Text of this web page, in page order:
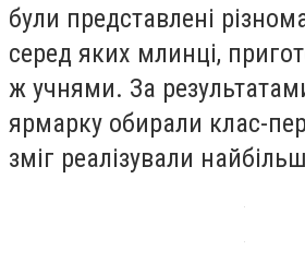
були представлені
серед яких млинці,
ж учнями. За
ярмарку обирали клас-
зміг реалізували